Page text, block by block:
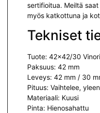
sertifioitua. Meiltä
myös katkottuna ja
Tekniset
Tuote: 42×42/30
Paksuus: 42 mm
Leveys: 42 mm / 30
Pituus: Vaihtelee,
Materiaali: Kuusi
Pinta: Hienosahattu